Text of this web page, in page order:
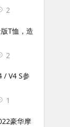
2
T恤，造
2
/ V4 S参
1
豪华摩